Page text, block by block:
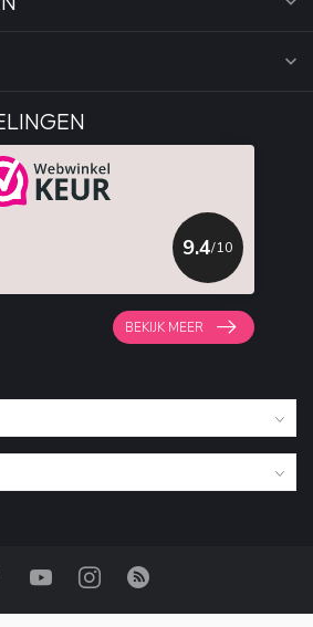
9.4/10
BEKIJK MEER